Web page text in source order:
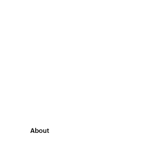
About